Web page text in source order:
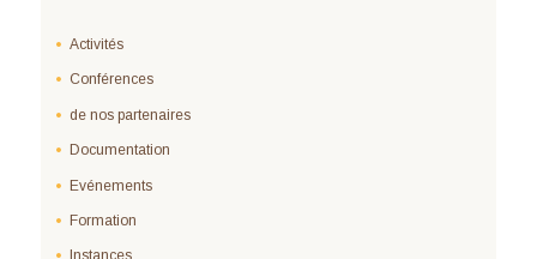
Activités
Conférences
de nos partenaires
Documentation
Evénements
Formation